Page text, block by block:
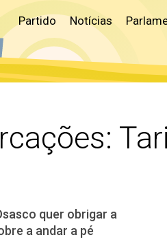
Partido Notícias
quer obrigar a
a andar a pé